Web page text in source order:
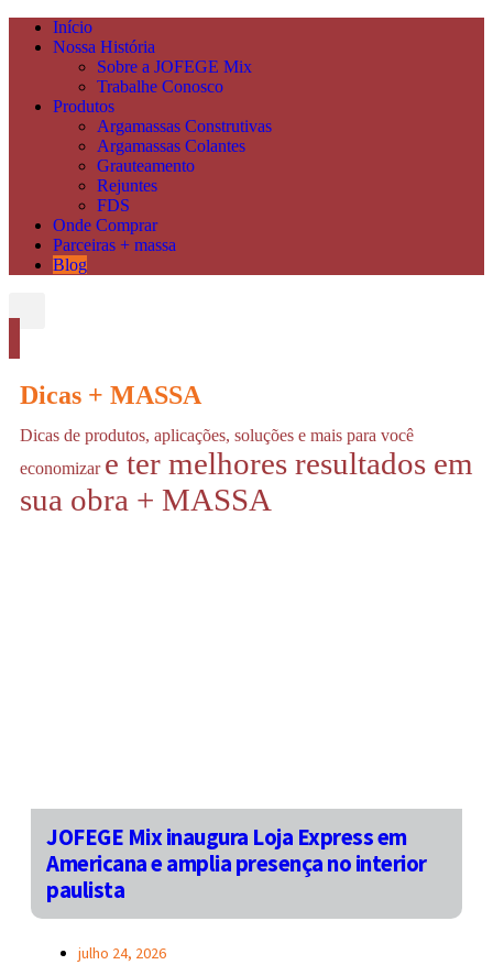
Início
Nossa História
Sobre a JOFEGE Mix
Trabalhe Conosco
Produtos
Argamassas Construtivas
Argamassas Colantes
Grauteamento
Rejuntes
FDS
Onde Comprar
Parceiras + massa
Blog
Dicas + MASSA
Dicas de produtos, aplicações, soluções e mais para você
economizar e ter melhores resultados em
sua obra + MASSA
JOFEGE Mix inaugura Loja Express em
Americana e amplia presença no interior
paulista
julho 24, 2026